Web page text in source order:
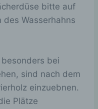
bitte auf
des Wasserhahns
bei
sind nach dem
einzuebnen.
Plätze
Daten
Sie sich